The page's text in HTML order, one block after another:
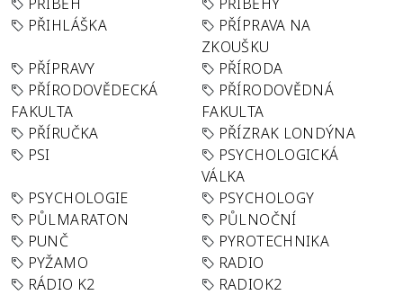
PŘIHLÁŠKA
PŘÍPRAVA NA
ZKOUŠKU
PŘÍPRAVY
PŘÍRODA
PŘÍRODOVĚDECKÁ
FAKULTA
PŘÍRODOVĚDNÁ
FAKULTA
PŘÍRUČKA
PŘÍZRAK LONDÝNA
PSI
PSYCHOLOGICKÁ
VÁLKA
PSYCHOLOGIE
PSYCHOLOGY
PŮLMARATON
PŮLNOČNÍ
PUNČ
PYROTECHNIKA
PYŽAMO
RADIO
RÁDIO K2
RADIOK2